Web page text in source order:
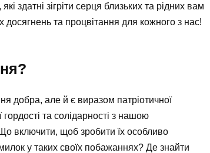
здатні зігріти серця близьких та рідних вам
та процвітання для кожного з нас!
добра, але й є виразом патріотичної
та солідарності з нашою
включити, щоб зробити їх особливо
у таких своїх побажаннях? Де знайти